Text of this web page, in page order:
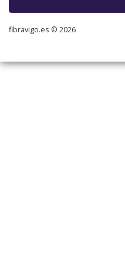
fibravigo.es © 2026